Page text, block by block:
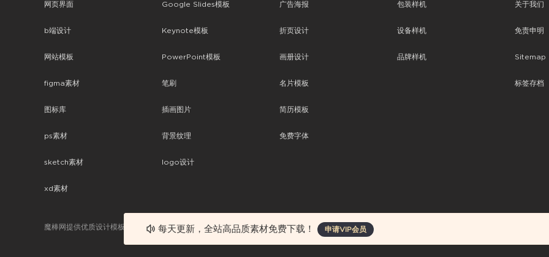
网页界面
b端设计
网站模板
figma素材
图标库
ps素材
sketch素材
xd素材
Google Slides模板
Keynote模板
PowerPoint模板
笔刷
插画图片
背景纹理
logo设计
广告海报
折页设计
画册设计
名片模板
简历模板
免费字体
包装样机
设备样机
品牌样机
关于我们
免责申明
Sitemap
标签存档
魔棒网提供优质设计模板下载，分享优秀的设计。素材包含了APP设计、平面素材、ppt模板、网页设计、前端代码、样机素材、插画图片、附加组件等。
每天更新，全站高品质素材免费下载！ 申请VIP会员